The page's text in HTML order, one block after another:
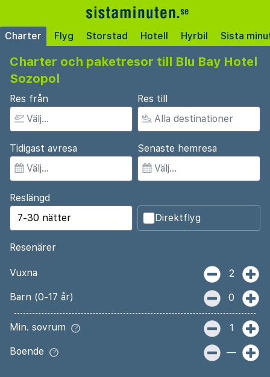
Charter Flyg Storstad Hotell Hyrbil Sista
Charter och paketresor till Blu Bay Hotel
Sozopol
Res från Res till
Tidigast avresa Senaste hemresa
Reslängd
Direktflyg
Resenärer
Vuxna 2
Barn (0-17 år) 0
Min. sovrum 1
Boende —